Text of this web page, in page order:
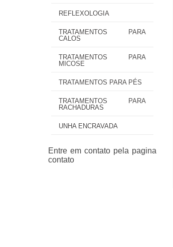
REFLEXOLOGIA
TRATAMENTOS PARA
CALOS
TRATAMENTOS PARA
MICOSE
TRATAMENTOS PARA PÉS
TRATAMENTOS PARA
RACHADURAS
UNHA ENCRAVADA